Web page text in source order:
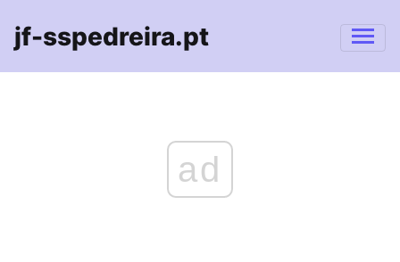
jf-sspedreira.pt
ad